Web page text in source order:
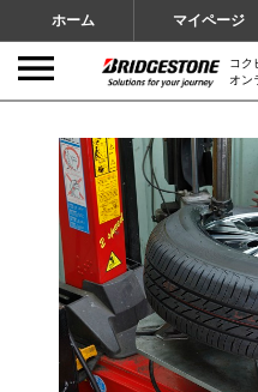
ホーム マイページ
コク
オン